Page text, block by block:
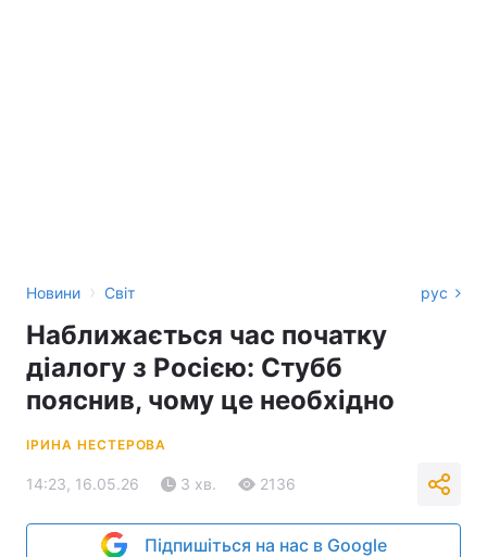
Новини › Світ рус
Наближається час початку
діалогу з Росією: Стубб
пояснив, чому це необхідно
ІРИНА НЕСТЕРОВА
14:23, 16.05.26 3 хв. 2136
Підпишіться на нас в Google